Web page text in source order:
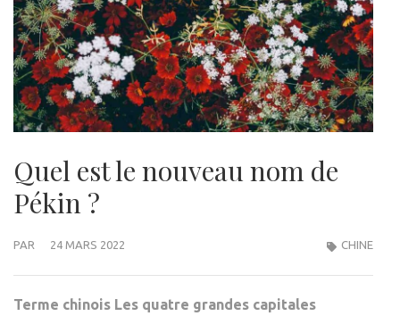
Quel est le nouveau nom de
Pékin ?
PAR 24 MARS 2022 CHINE
Terme chinois Les quatre grandes capitales